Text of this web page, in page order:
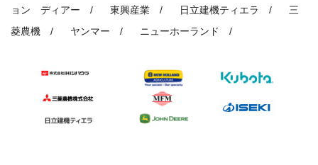
ョン ディアー /
東興産業 / 日立建機ティエラ /
三
菱農機 /
ヤンマー / ニューホーランド /